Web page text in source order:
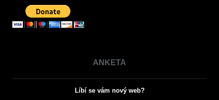
ANKETA
Líbí se vám nový web?